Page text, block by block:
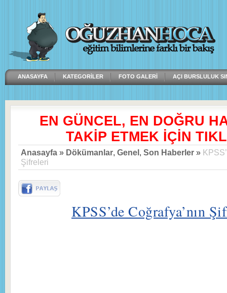
ANASAYFA KATEGORILER FOTO GALERI AÇI BURSLULUK
EN GÜNCEL, EN DOĞRU
TAKİP ETMEK İÇİN
Anasayfa » Dökümanlar, Genel, Son Haberler »
Şifreleri
KPSS’de Coğrafya’nın